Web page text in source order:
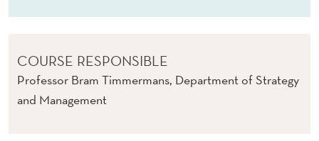
E
COURSE RESPONSIBLE
Professor Bram Timmermans, Department of Strategy
and Management